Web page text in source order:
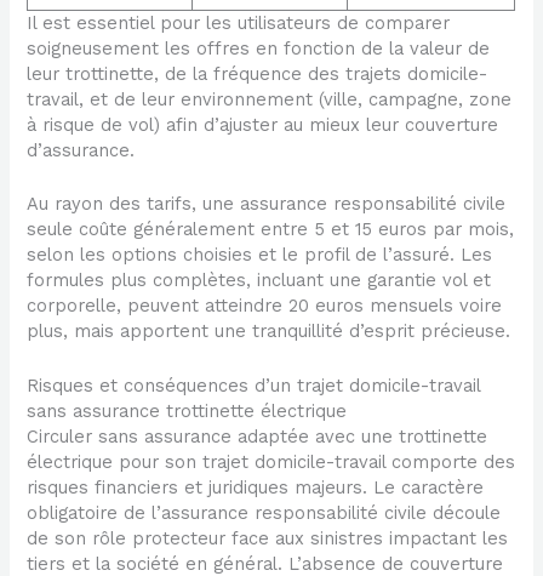
Il est essentiel pour les utilisateurs de comparer
soigneusement les offres en fonction de la valeur de
leur trottinette, de la fréquence des trajets domicile-
travail, et de leur environnement (ville, campagne, zone
à risque de vol) afin d’ajuster au mieux leur couverture
d’assurance.
Au rayon des tarifs, une assurance responsabilité civile
seule coûte généralement entre 5 et 15 euros par mois,
selon les options choisies et le profil de l’assuré. Les
formules plus complètes, incluant une garantie vol et
corporelle, peuvent atteindre 20 euros mensuels voire
plus, mais apportent une tranquillité d’esprit précieuse.
Risques et conséquences d’un trajet domicile-travail
sans assurance trottinette électrique
Circuler sans assurance adaptée avec une trottinette
électrique pour son trajet domicile-travail comporte des
risques financiers et juridiques majeurs. Le caractère
obligatoire de l’assurance responsabilité civile découle
de son rôle protecteur face aux sinistres impactant les
tiers et la société en général. L’absence de couverture